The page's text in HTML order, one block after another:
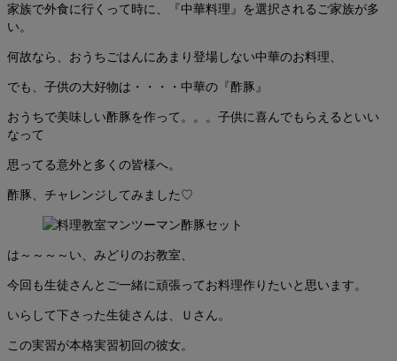
家族で外食に行くって時に、『中華料理』を選択されるご家族が多
い。
何故なら、おうちごはんにあまり登場しない中華のお料理、
でも、子供の大好物は・・・・中華の『酢豚』
おうちで美味しい酢豚を作って。。。子供に喜んでもらえるといい
なって
思ってる意外と多くの皆様へ。
酢豚、チャレンジしてみました♡
は～～～～い、みどりのお教室、
今回も生徒さんとご一緒に頑張ってお料理作りたいと思います。
いらして下さった生徒さんは、Ｕさん。
この実習が本格実習初回の彼女。